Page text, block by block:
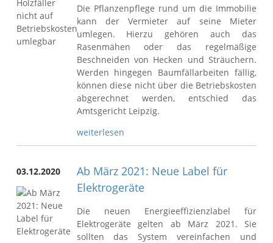
Die Pflanzenpflege rund um die Immobilie
kann der Vermieter auf seine Mieter
umlegen. Hierzu gehören auch das
Rasenmähen oder das regelmäßige
Beschneiden von Hecken und Sträuchern.
Werden hingegen Baumfällarbeiten fällig,
können diese nicht über die Betriebskosten
abgerechnet werden, entschied das
Amtsgericht Leipzig.
weiterlesen
03.12.2020
Ab März 2021: Neue Label für
Elektrogeräte
Die neuen Energieeffizienzlabel für
Elektrogeräte gelten ab März 2021. Sie
sollten das System vereinfachen und